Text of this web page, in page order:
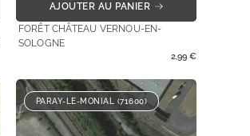
AJOUTER AU PANIER
FORÊT CHÂTEAU VERNOU-EN-
SOLOGNE
2,99 €
PARAY-LE-MONIAL (71600)